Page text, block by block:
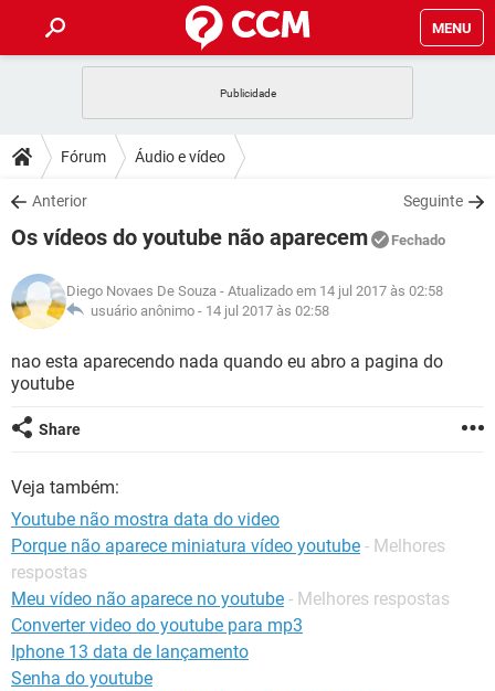
MENU
CELULAR
OUTLOOK
INSTAGRAM GMAIL
GUIA DE COMPRAS
DICAS
JOGOS
INSTAGRAM GMAIL
GUIA DE COMPRAS
DOWNLOADS
JOGOS WHATSAPP
CELULAR
OUTLOOK EXCEL
GMAIL
GUIA DE COMPRAS
JOGOS WHATSAPP
CELULAR
OUTLOOK EXCEL
GLOSSÁRIO
WHATSAPP
CELULAR
OUTLOOK
GUIA DE COMPRAS
Fórum Áudio e vídeo
Anterior Seguinte
Os vídeos do youtube não aparecem Fechado
Diego Novaes De Souza - Atualizado em 14 jul 2017 às 02:58
usuário anônimo - 14 jul 2017 às 02:58
nao esta aparecendo nada quando eu abro a pagina do
youtube
Share
Veja também:
Youtube não mostra data do video
Porque não aparece miniatura vídeo youtube - Melhores
respostas
Meu vídeo não aparece no youtube - Melhores respostas
Converter video do youtube para mp3
Iphone 13 data de lançamento
Senha do youtube